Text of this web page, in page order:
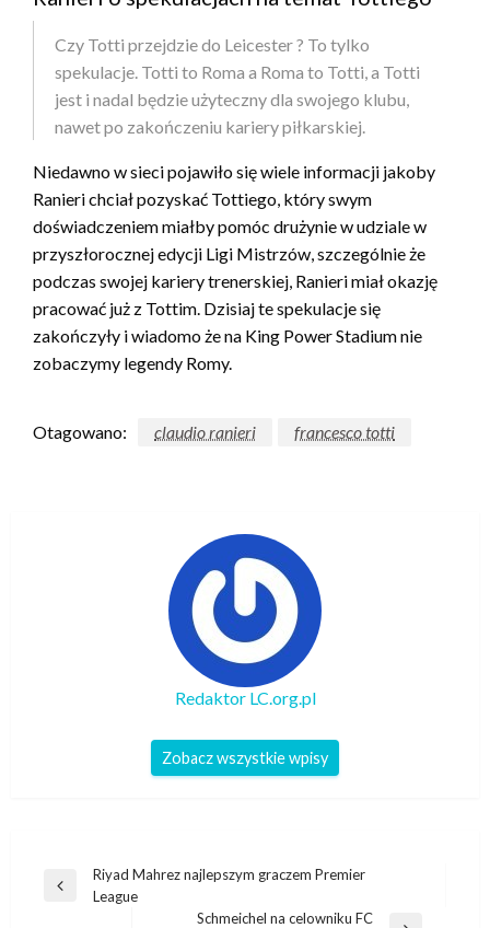
Czy Totti przejdzie do Leicester ? To tylko
spekulacje. Totti to Roma a Roma to Totti, a Totti
jest i nadal będzie użyteczny dla swojego klubu,
nawet po zakończeniu kariery piłkarskiej.
Niedawno w sieci pojawiło się wiele informacji jakoby
Ranieri chciał pozyskać Tottiego, który swym
doświadczeniem miałby pomóc drużynie w udziale w
przyszłorocznej edycji Ligi Mistrzów, szczególnie że
podczas swojej kariery trenerskiej, Ranieri miał okazję
pracować już z Tottim. Dzisiaj te spekulacje się
zakończyły i wiadomo że na King Power Stadium nie
zobaczymy legendy Romy.
Otagowano: claudio ranieri francesco totti
Redaktor LC.org.pl
Zobacz wszystkie wpisy
Nawigacja
wpisu
Poprzedni
Riyad Mahrez najlepszym graczem Premier
League
Schmeichel na celowniku FC